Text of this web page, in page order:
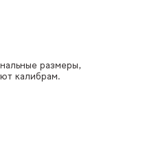
размеры,
калибрам.